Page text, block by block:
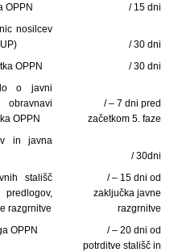
OPPN
/ 15 dni
nosilcev
/ 30 dni
OPPN
/ 30 dni
o javni
OPPN
/ – 7 dni pred
začetkom 5. faze
in javna
/ 30dni
stališč
razgrnitve
/ – 15 dni od
zaključka javne
razgrnitve
OPPN
/ – 20 dni od
potrditve stališč in